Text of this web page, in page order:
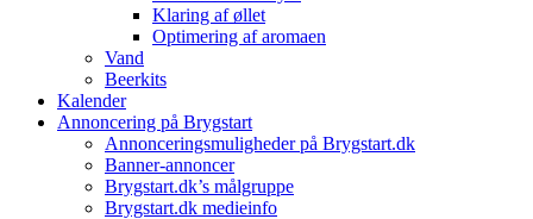
Klaring af øllet
Optimering af aromaen
Vand
Beerkits
Kalender
Annoncering på Brygstart
Annonceringsmuligheder på Brygstart.dk
Banner-annoncer
Brygstart.dk’s målgruppe
Brygstart.dk medieinfo